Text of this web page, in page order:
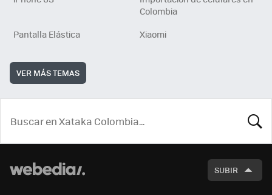
Colombia
Pantalla Elástica
Xiaomi
VER MÁS TEMAS
SUBIR